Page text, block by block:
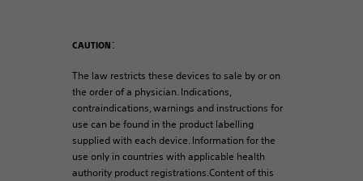
CAUTION :
The law restricts these devices to sale by or on
the order of a physician. Indications,
contraindications, warnings and instructions for
use can be found in the product labelling
supplied with each device. Information for the
use only in countries with applicable health
authority product registrations.Content of this